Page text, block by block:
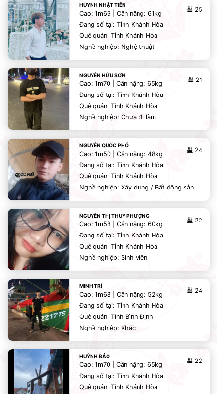
HÙYNH NHẬT TIẾN
25
Cao: 1m69 | Cân nặng: 61kg
Đang số tại: Tỉnh Khánh Hòa
Quê quán: Tỉnh Khánh Hòa
Nghề nghiệp: Nghệ thuật
NGUYỄN HỮU SƠN
21
Cao: 1m70 | Cân nặng: 65kg
Đang số tại: Tỉnh Khánh Hòa
Quê quán: Tỉnh Khánh Hòa
Nghề nghiệp: Chưa đi làm
NGUYỄN QUỐC PHỔ
24
Cao: 1m50 | Cân nặng: 48kg
Đang số tại: Tỉnh Khánh Hòa
Quê quán: Tỉnh Khánh Hòa
Nghề nghiệp: Xây dựng / Bất động sản
NGUYỄN THỊ THUÝ PHƯỢNG
22
Cao: 1m58 | Cân nặng: 60kg
Đang số tại: Tỉnh Khánh Hòa
Quê quán: Tỉnh Khánh Hòa
Nghề nghiệp: Sinh viên
MINH TRÍ
24
Cao: 1m68 | Cân nặng: 52kg
Đang số tại: Tỉnh Khánh Hòa
Quê quán: Tỉnh Bình Định
Nghề nghiệp: Khác
HUỲNH BẢO
22
Cao: 1m70 | Cân nặng: 65kg
Đang số tại: Tỉnh Khánh Hòa
Quê quán: Tỉnh Khánh Hòa